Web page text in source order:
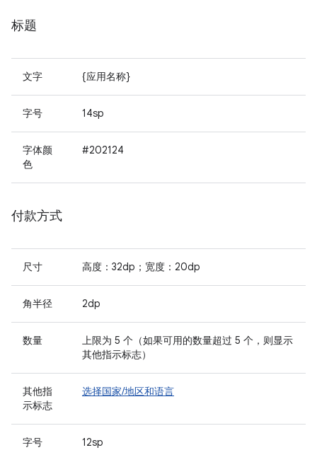
标题
文字 {应用名称}
字号 14sp
字体颜
色
#202124
付款方式
尺寸 高度：32dp；宽度：20dp
角半径 2dp
数量
上限为 5 个（如果可用的数量超过 5 个，则显示
其他指示标志）
其他指
示标志
选择国家/地区和语言
字号 12sp